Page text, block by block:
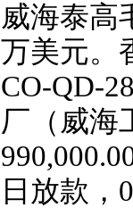
威海泰高
万美元。
CO-QD-
厂（威海
日放款，